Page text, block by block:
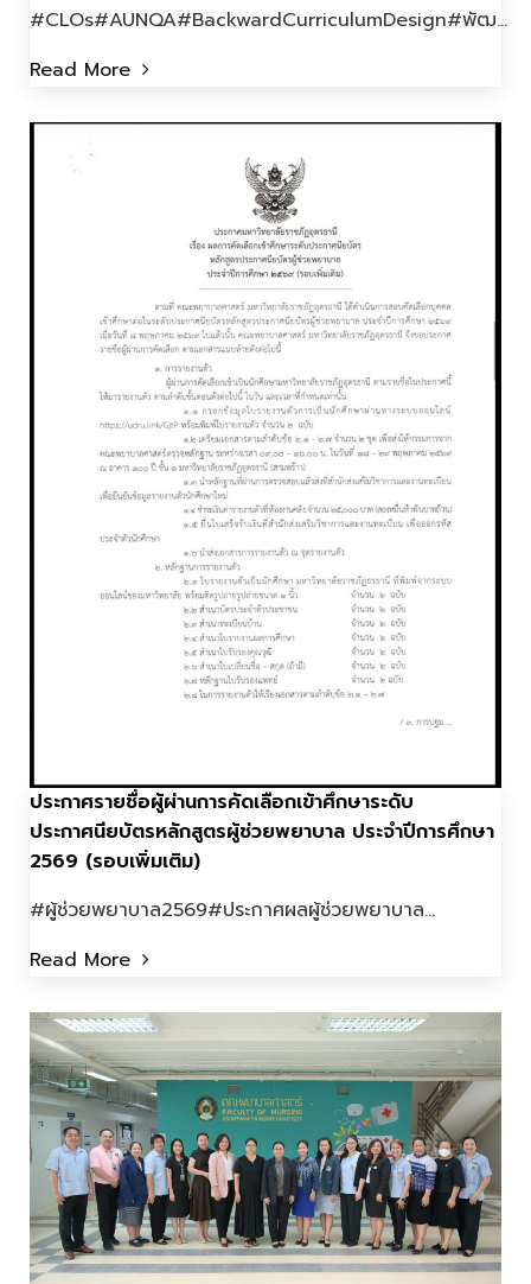
#CLOs#AUNQA#BackwardCurriculumDesign#พัฒ...
Read More
ประกาศรายชื่อผู้ผ่านการคัดเลือกเข้าศึกษาระดับ
ประกาศนียบัตรหลักสูตรผู้ช่วยพยาบาล ประจำปีการศึกษา
2569 (รอบเพิ่มเติม)
#ผู้ช่วยพยาบาล2569#ประกาศผลผู้ช่วยพยาบาล...
Read More